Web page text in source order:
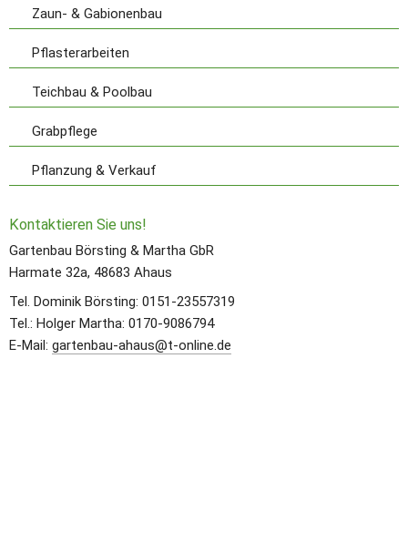
Zaun- & Gabionenbau
Pflasterarbeiten
Teichbau & Poolbau
Grabpflege
Pflanzung & Verkauf
Kontaktieren Sie uns!
Gartenbau Börsting & Martha GbR
Harmate 32a, 48683 Ahaus
Tel. Dominik Börsting: 0151-23557319
Tel.: Holger Martha: 0170-9086794
E-Mail: gartenbau-ahaus@t-online.de